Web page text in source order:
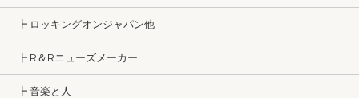
┣ ロッキングオンジャパン他
┣ R＆Rニューズメーカー
┣ 音楽と人